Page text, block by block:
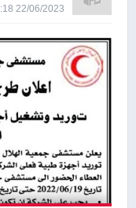
22/06/2023 10:18 صباحاً